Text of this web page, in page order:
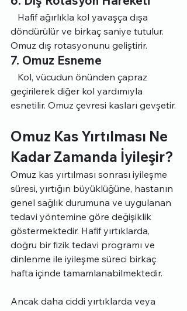
Hafif ağırlıkla kol yavaşça dışa
döndürülür ve birkaç saniye tutulur.
Omuz dış rotasyonunu geliştirir.
7. Omuz Esneme
Kol, vücudun önünden çapraz
geçirilerek diğer kol yardımıyla
esnetilir. Omuz çevresi kasları gevşetir.
Omuz Kas Yırtılması Ne
Kadar Zamanda İyileşir?
Omuz kas yırtılması sonrası iyileşme
süresi, yırtığın büyüklüğüne, hastanın
genel sağlık durumuna ve uygulanan
tedavi yöntemine göre değişiklik
göstermektedir. Hafif yırtıklarda,
doğru bir fizik tedavi programı ve
dinlenme ile iyileşme süreci birkaç
hafta içinde tamamlanabilmektedir.
Ancak daha ciddi yırtıklarda veya